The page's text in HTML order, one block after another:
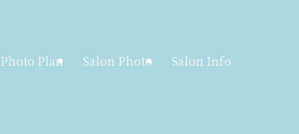
Photo Plan Salon Photo Salon Info